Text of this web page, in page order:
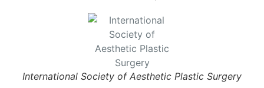
International Society of Aesthetic Plastic Surgery